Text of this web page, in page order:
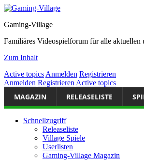
Gaming-Village
Familiäres Videospielforum für alle
Zum Inhalt
Active topics Anmelden Registrieren
Anmelden Registrieren Active topics
MAGAZIN RELEASELISTE
Schnellzugriff
Releaseliste
Village Spiele
Userlisten
Gaming-Village Magazin